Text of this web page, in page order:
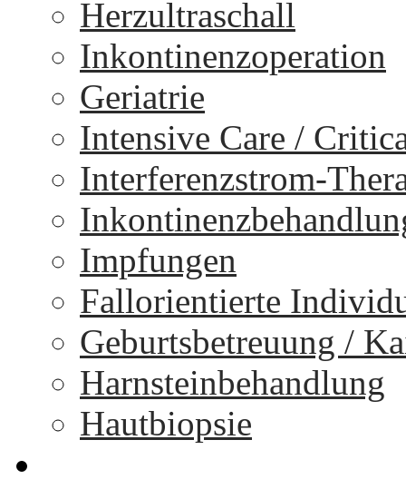
Herzultraschall
Inkontinenzoperation
Geriatrie
Intensive Care /
Interferenzstrom-
Impfungen
Fallorientierte
Geburtsbetreuung /
Harnsteinbehandlung
Hautbiopsie